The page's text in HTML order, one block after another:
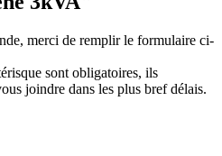
merci de remplir le formulaire ci-
sont obligatoires, ils
joindre dans les plus bref délais.